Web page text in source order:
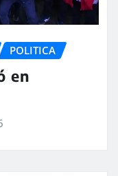
POLITICA
en